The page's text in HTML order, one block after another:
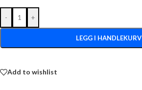
- +
LEGG I HANDLEKURV
Add to wishlist